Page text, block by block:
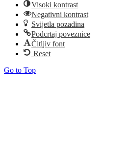
Visoki kontrast
Negativni kontrast
Svijetla pozadina
Podcrtaj poveznice
Čitljiv font
Reset
Go to Top